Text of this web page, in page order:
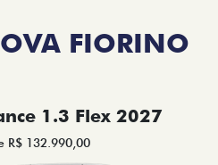
FIORINO
1.3 Flex 2027
R$ 132.990,00